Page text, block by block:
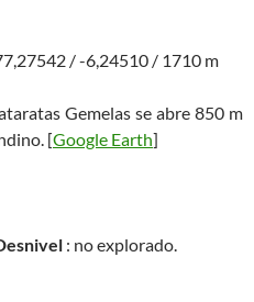
/ -6,24510 / 1710 m
Gemelas se abre 850 m
[Google Earth]
: no explorado.